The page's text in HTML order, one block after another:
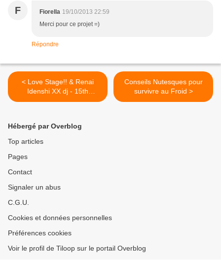
F Fiorella 19/10/2013 22:59
Merci pour ce projet =)
Répondre
< Love Stage!! & Renai
Idenshi XX dj - 15th
Anniversary Special
Conseils Nutesques pour
survivre au Froid >
Hébergé par Overblog
Top articles
Pages
Contact
Signaler un abus
C.G.U.
Cookies et données personnelles
Préférences cookies
Voir le profil de Tiloop sur le portail Overblog